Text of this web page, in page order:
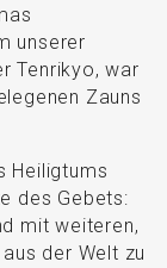
unserer
Tenrikyo, war
Zauns
Heiligtums
des Gebets:
mit weiteren,
der Welt zu